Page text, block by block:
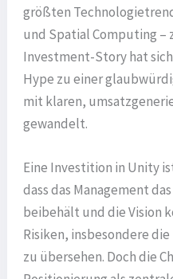
größten
und Spatial Computing –
Investment-Story hat
Hype zu einer
mit klaren,
gewandelt.
Eine Investition in Unity
dass das Management
beibehält und die Vision
Risiken, insbesondere
zu übersehen. Doch die